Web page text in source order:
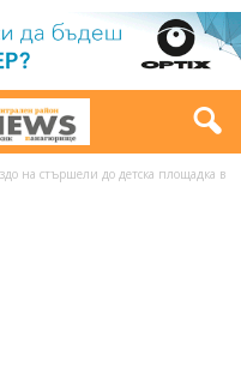
на стършели до детска площадка в